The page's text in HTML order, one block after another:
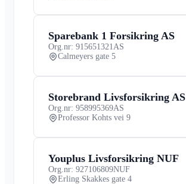
Sparebank 1 Forsikring AS
Org.nr: 915651321 AS
Calmeyers gate 5
Storebrand Livsforsikring AS
Org.nr: 958995369AS
Professor Kohts vei 9
Youplus Livsforsikring NUF
Org.nr: 927106809NUF
Erling Skakkes gate 4